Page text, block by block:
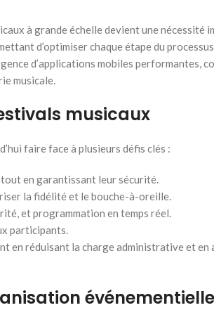
à grande échelle devient une nécessité
d’optimiser chaque étape du
d’applications mobiles performantes,
musicale.
musicaux
faire face à plusieurs défis clés :
en garantissant leur sécurité.
la fidélité et le bouche-à-oreille.
et programmation en temps réel.
participants.
en réduisant la charge administrative et en
événementielle